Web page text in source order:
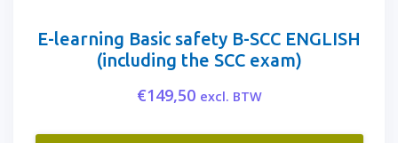
E-learning Basic safety B-SCC ENGLISH
(including the SCC exam)
€149,50 excl. BTW